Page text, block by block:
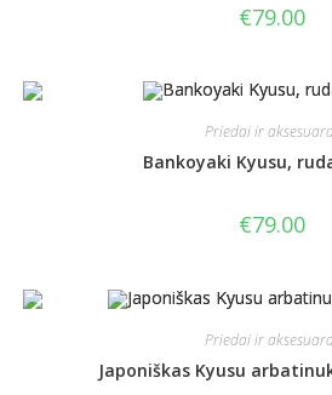
€79.00
Priedai ir
Bankoyaki Kyusu,
€79.00
Priedai ir
Japoniškas Kyusu